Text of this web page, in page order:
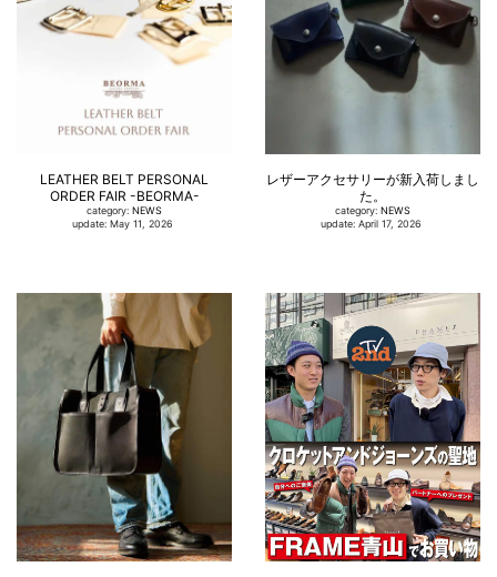
LEATHER BELT PERSONAL
ORDER FAIR -BEORMA-
category: NEWS
update: May 11, 2026
レザーアクセサリーが新入荷しまし
た。
category: NEWS
update: April 17, 2026